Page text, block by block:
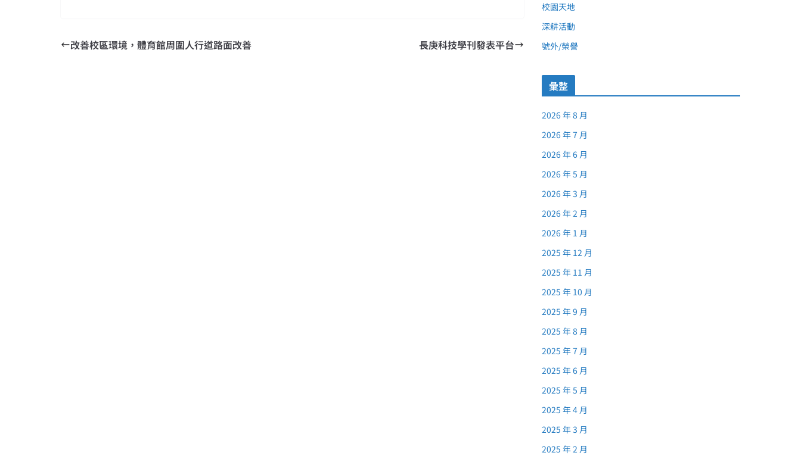
改善校區環境，體育館周圍人行道路面改善 長庚科技學刊發表平台
校園天地
深耕活動
號外/榮譽
彙整
2026 年 8 月
2026 年 7 月
2026 年 6 月
2026 年 5 月
2026 年 3 月
2026 年 2 月
2026 年 1 月
2025 年 12 月
2025 年 11 月
2025 年 10 月
2025 年 9 月
2025 年 8 月
2025 年 7 月
2025 年 6 月
2025 年 5 月
2025 年 4 月
2025 年 3 月
2025 年 2 月